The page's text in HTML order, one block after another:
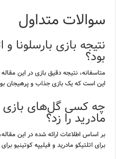
سوالات متداول
نتیجه بازی بارسلونا و
بود؟
متاسفانه، نتیجه دقیق بازی در این
این است که یک بازی جذاب و پرهیجان
چه کسی گل‌های بازی
مادرید را زد؟
بر اساس اطلاعات ارائه شده در این
برای اتلتیکو مادرید و فیلیپه کوتینیو